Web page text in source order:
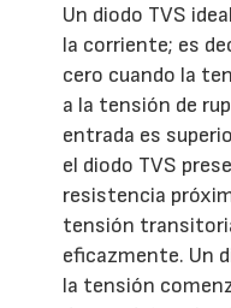
Un diodo TVS
la corriente; es
cero cuando la
a la tensión de
entrada es
el diodo TVS
resistencia
tensión
eficazmente. Un
la tensión